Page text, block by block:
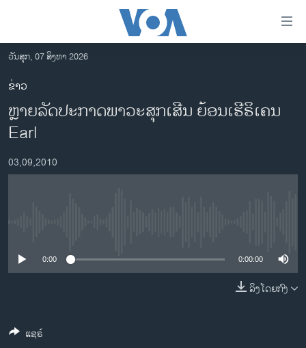
ເຂົ້າ
ຫາ
ຂ້າມ
ຂ້າມ
ຂ້າມ
ໄປ
ຫາ
ຊອກ
ອາເມຣິກາ
ຂ່າວ​ຈີນ
ຊີວິດຊາວລາວ
ທຸລະກິດ
ວັນສຸກ, 07 ສິງຫາ 2026
ຂ່າວ
ຫຼາຍລັດປະກາດພາວະສຸກເສີນ ຍ້ອນເຮີຣິເຄນ
Earl
03,09,2010
0:00 0:00:00
ລິງໂດຍກົງ
ແຊຣ໌